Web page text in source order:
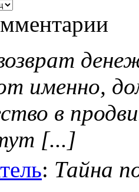
именно,
в
[...]
: Тайна